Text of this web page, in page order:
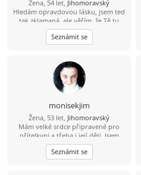
Žena, 54 let, Jihomoravský
Hledám opravdovou lásku, jsem ted
tak zklamaná, ale věřím, že Tě tu
najdu. Jsem 38letá,štíhlá,inteligentní
Irena
Seznámit se
monisekjim
Žena, 53 let, Jihomoravský
Mám velké srdce připravené pro
přítelkyni a třeba i její děti. Jsem
svobodná, pracovitá a milá
tmavovláska. Mám ráda legraci, život
a pravdu. Pokud hledáš vážný a
Seznámit se